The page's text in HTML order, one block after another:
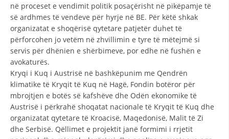
ORGANIZIMI DHE ZHVILLIMI
KUVENDI
DISEMINIMI
DREJTA NDERKOMBETARE HUMANITARE
PROMOVIMI I VLERAVE HUMANE
në proceset e vendimit politik posaçërisht në pikëpamje të
së ardhmes të vendeve për hyrje në BE. Për këtë shkak
organizatat e shoqërisë qytetare patjetër duhet të
përforcohen jo vetëm në zhvillimin e tyre të mëtejmë si
servis për dhënien e shërbimeve, por edhe në fushën e
avokaturës.
Kryqi i Kuq i Austrisë në bashkëpunim me Qendrën
klimatike të Kryqit të Kuq në Hagë, Fondin botëror për
mbrojtjen e botës së kafshëve dhe Odën ekonomike të
Austrisë i përkrahë shoqatat nacionale të Kryqit të Kuq dhe
organizatat qytetare të Kroacisë, Maqedonisë, Malit të Zi
dhe Serbisë. Qëllimet e projektit janë formimi i rrjetit